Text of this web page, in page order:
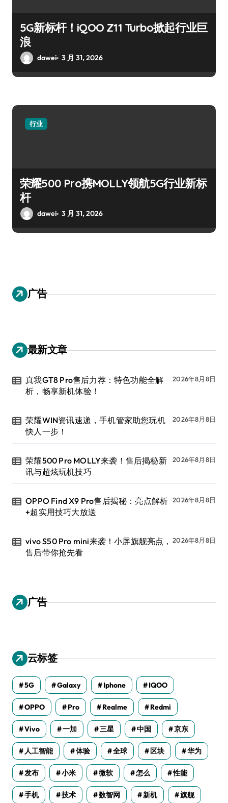
5G新标杆！iQOO Z11 Turbo掀起行业巨
浪
dawei 3 月 31, 2026
行业
荣耀500 Pro携MOLLY领航5G行业新标
杆
dawei 3 月 31, 2026
广告
最新文章
真我GT8 Pro售后力荐：特色功能全解
析，畅享新机体验！
2026年8月8日
荣耀WIN资讯速递，手机管家助您玩机
快人一步！
2026年8月8日
荣耀500 Pro MOLLY来袭！售后揭秘新
讯与超炫玩机技巧
2026年8月8日
OPPO Find X9 Pro售后揭秘：亮点解析
+超实用技巧大放送
2026年8月8日
vivo S50 Pro mini来袭！小屏旗舰亮点，
售后带你抢先看
2026年8月8日
广告
云标签
5G Galaxy Iphone IQOO
OPPO Pro Realme Redmi
Vivo 一加 三星 中国 京东
人工智能 体验 全球 区块 华为
发布 小米 微软 怎么 性能
手机 技术 数智网 新机 旗舰